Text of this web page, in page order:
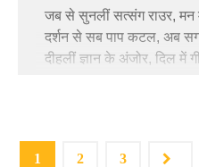
भगति के महिमा, हम कइसे
जे करे अनुभव, मरम उहे जानी ॥
जब से सुनलीं सत्संग राउर, मन
दर्शन से सब पाप कटल, अब
दीहलीं ज्ञान के अंजोर, दिल में
गुरु जी राउरि, शरनियां में चित्त
1 2 3